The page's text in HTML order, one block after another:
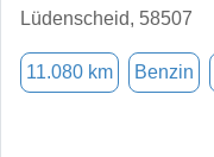
Lüdenscheid, 58507
11.080 km Benzin